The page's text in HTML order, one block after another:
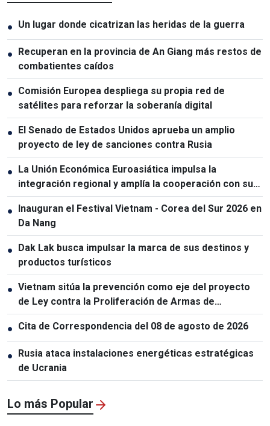
● Un lugar donde cicatrizan las heridas de la guerra
● Recuperan en la provincia de An Giang más restos de
combatientes caídos
● Comisión Europea despliega su propia red de
satélites para reforzar la soberanía digital
● El Senado de Estados Unidos aprueba un amplio
proyecto de ley de sanciones contra Rusia
● La Unión Económica Euroasiática impulsa la
integración regional y amplía la cooperación con sus
socios
● Inauguran el Festival Vietnam - Corea del Sur 2026 en
Da Nang
● Dak Lak busca impulsar la marca de sus destinos y
productos turísticos
● Vietnam sitúa la prevención como eje del proyecto
de Ley contra la Proliferación de Armas de
Destrucción Masiva
● Cita de Correspondencia del 08 de agosto de 2026
● Rusia ataca instalaciones energéticas estratégicas
de Ucrania
Lo más Popular